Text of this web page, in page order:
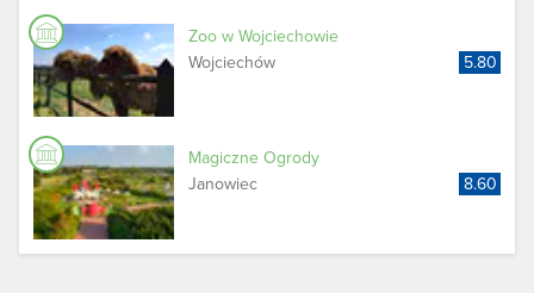
Zoo w Wojciechowie
Wojciechów
5.80
Magiczne Ogrody
Janowiec
8.60